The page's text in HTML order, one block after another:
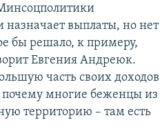
назначает выплаты, но нет
бы решало, к примеру,
Евгения Андреюк.
часть своих доходов
почему многие беженцы из
территорию – там есть